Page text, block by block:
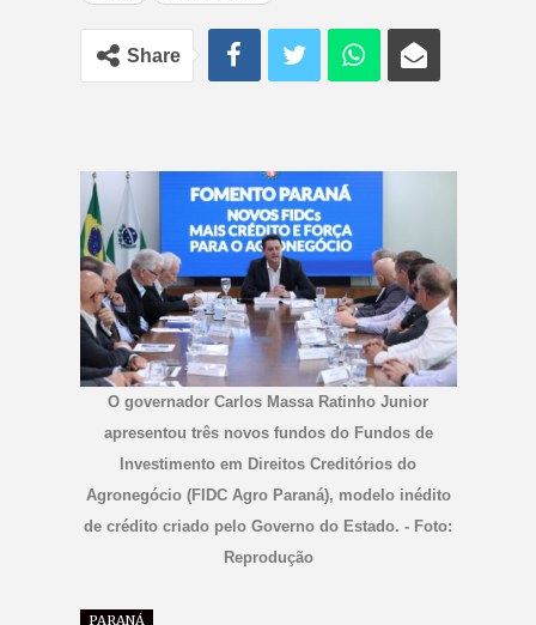
Share
O governador Carlos Massa Ratinho Junior
apresentou três novos fundos do Fundos de
Investimento em Direitos Creditórios do
Agronegócio (FIDC Agro Paraná), modelo inédito
de crédito criado pelo Governo do Estado. - Foto:
Reprodução
PARANÁ